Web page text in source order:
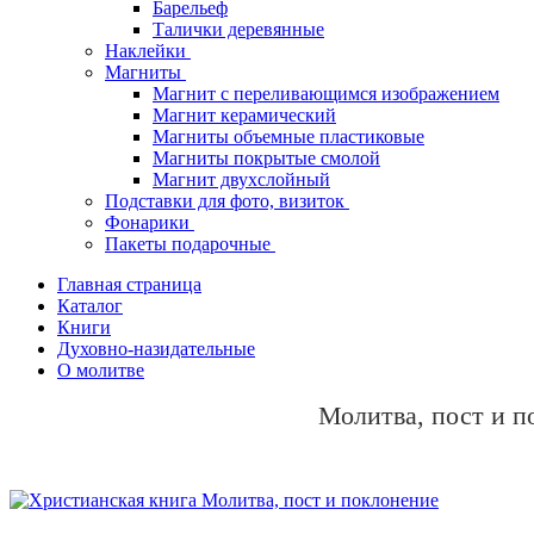
Барельеф
Талички деревянные
Наклейки
Магниты
Магнит с переливающимся изображением
Магнит керамический
Магниты объемные пластиковые
Магниты покрытые смолой
Магнит двухслойный
Подставки для фото, визиток
Фонарики
Пакеты подарочные
Главная страница
Каталог
Книги
Духовно-назидательные
О молитве
Молитва, пост и